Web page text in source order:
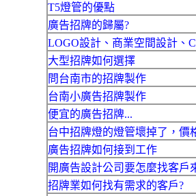
T5燈管的優點
廣告招牌的歸屬?
LOGO設計、商業空間設計、
大型招牌如何選擇
問台南市的招牌製作
台南小廣告招牌製作
便宜的廣告招牌...
台中招牌燈的燈管壞掉了，價
廣告招牌如何接到工作
開廣告設計公司要怎麼找客戶
招牌業如何找有需求的客戶?